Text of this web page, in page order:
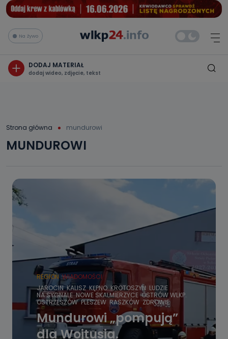
Na żywo
DODAJ MATERIAŁ
dodaj wideo, zdjęcie, tekst
Strona główna mundurowi
MUNDUROWI
REGION WIADOMOŚCI
JAROCIN KALISZ KĘPNO KROTOSZYN LUDZIE
NA SYGNALE NOWE SKALMIERZYCE OSTRÓW WLKP.
OSTRZESZÓW PLESZEW RASZKÓW ZDROWIE
Mundurowi „pompują”
dla Wojtusia.